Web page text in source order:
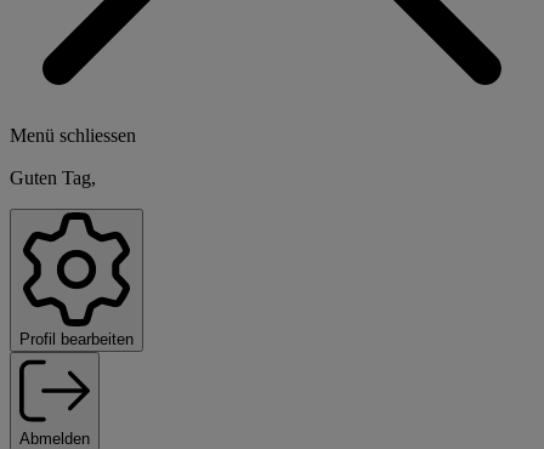
Menü schliessen
Guten Tag,
Profil bearbeiten
Abmelden